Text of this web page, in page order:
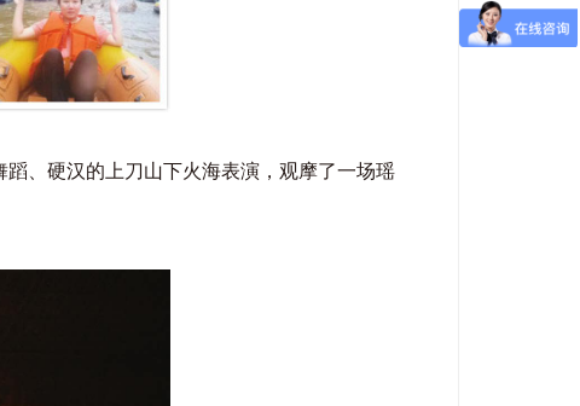
、硬汉的上刀山下火海表演，观摩了一场瑶